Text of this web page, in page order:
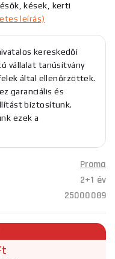
kések, kerti
leírás)
kereskedői
vállalat tanúsítvány
által ellenőrzöttek.
garanciális és
biztosítunk.
ezek a
Proma
2+1 év
25000089